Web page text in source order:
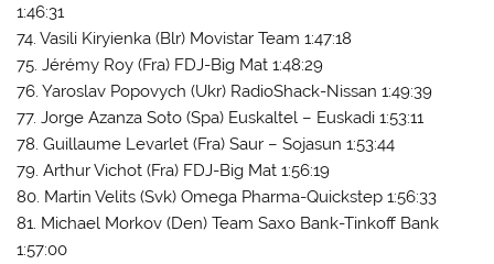
1:46:31
74. Vasili Kiryienka (Blr) Movistar Team 1:47:18
75. Jérémy Roy (Fra) FDJ-Big Mat 1:48:29
76. Yaroslav Popovych (Ukr) RadioShack-Nissan 1:49:39
77. Jorge Azanza Soto (Spa) Euskaltel – Euskadi 1:53:11
78. Guillaume Levarlet (Fra) Saur – Sojasun 1:53:44
79. Arthur Vichot (Fra) FDJ-Big Mat 1:56:19
80. Martin Velits (Svk) Omega Pharma-Quickstep 1:56:33
81. Michael Morkov (Den) Team Saxo Bank-Tinkoff Bank
1:57:00